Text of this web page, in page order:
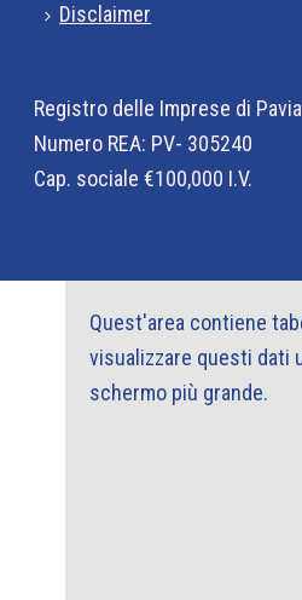
Disclaimer
Registro delle Imprese di Pavia
Numero REA: PV- 305240
Cap. sociale €100,000 I.V.